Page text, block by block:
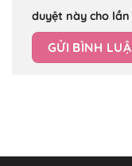
duyệt này cho